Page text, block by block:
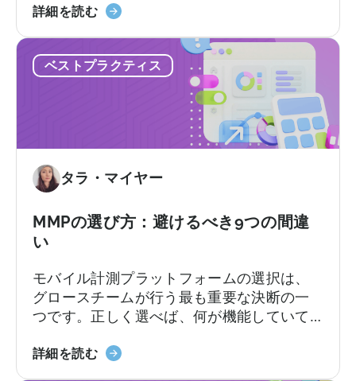
詳細を読む天
オ
ル
シ
ラ
ン
に
い
ベストプラクティス
タラ・マイヤー
MMPの選び方：避けるべき9つの間違
い
モバイル計測プラットフォームの選択は、
グロースチームが行う最も重要な決断の一
つです。正しく選べば、何が機能していて
を配分すべきかが明確になります。しか
詳細を読む「MMP